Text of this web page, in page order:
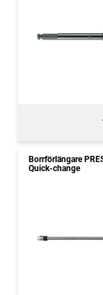
Borrförlängare
Quick-change